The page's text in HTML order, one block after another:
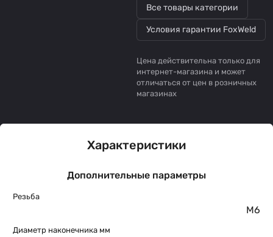
Все товары категории
Условия гарантии FoxWeld
Цена действительна только для
интернет-магазина и может
отличаться от цен в розничных
магазинах
Характеристики
Дополнительные параметры
Резьба
М6
Диаметр наконечника мм